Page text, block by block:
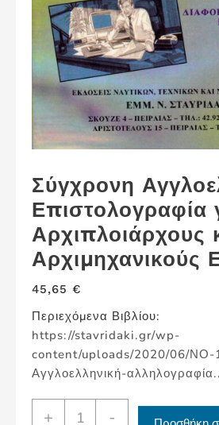
Σύγχρονη
Επιστολογραφία
Αρχιπλοιάρχους
Αρχιμηχανικούς
45,65 €
Περιεχόμενα Βιβλίου:
https://stavridaki.gr/wp-
content/uploads/2020/06/ΝΟ-
Αγγλοελληνική-
+
Σύγχρονη
-